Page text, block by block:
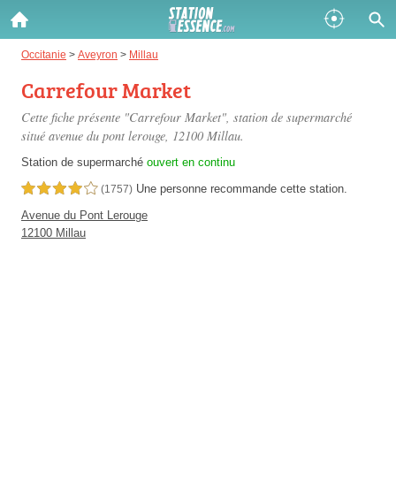
Occitanie > Aveyron > Millau
Carrefour Market
Cette fiche présente "Carrefour Market", station de supermarché
situé avenue du pont lerouge, 12100 Millau.
Station de supermarché ouvert en continu
4,0 étoiles sur 5 (1757) Une personne recommande cette station.
Avenue du Pont Lerouge
12100 Millau
Gazole :
Disponible
SP 98 :
Disponible
SP 95 :